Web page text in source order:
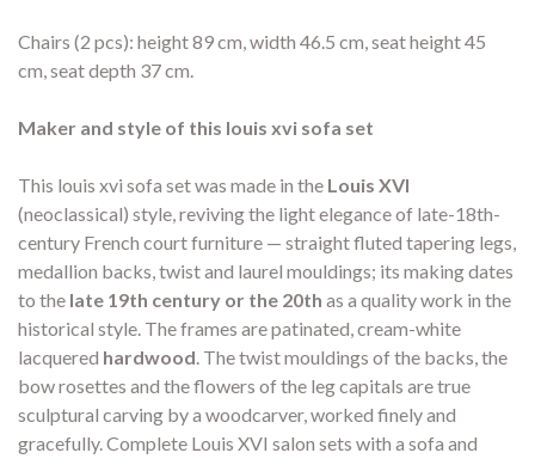
Chairs (2 pcs): height 89 cm, width 46.5 cm, seat height 45
cm, seat depth 37 cm.
Maker and style of this louis xvi sofa set
This louis xvi sofa set was made in the Louis XVI
(neoclassical) style, reviving the light elegance of late-18th-
century French court furniture — straight fluted tapering legs,
medallion backs, twist and laurel mouldings; its making dates
to the late 19th century or the 20th as a quality work in the
historical style. The frames are patinated, cream-white
lacquered hardwood. The twist mouldings of the backs, the
bow rosettes and the flowers of the leg capitals are true
sculptural carving by a woodcarver, worked finely and
gracefully. Complete Louis XVI salon sets with a sofa and